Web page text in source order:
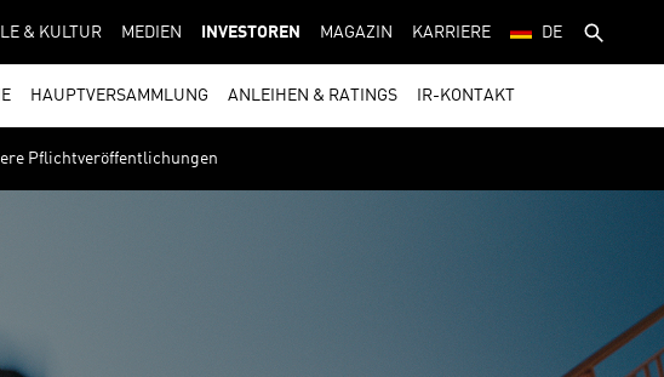
& KULTUR MEDIEN INVESTOREN MAGAZIN KARRIERE DE
HAUPTVERSAMMLUNG ANLEIHEN & RATINGS IR-KONTAKT
Pflichtveröffentlichungen